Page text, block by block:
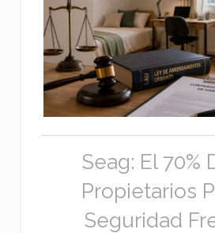
Seag: El 70%
Propietarios
Seguridad